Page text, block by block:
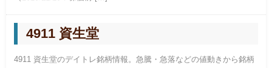
4911 資生堂
4911 資生堂のデイトレ銘柄情報。急騰・急落などの値動きから銘柄